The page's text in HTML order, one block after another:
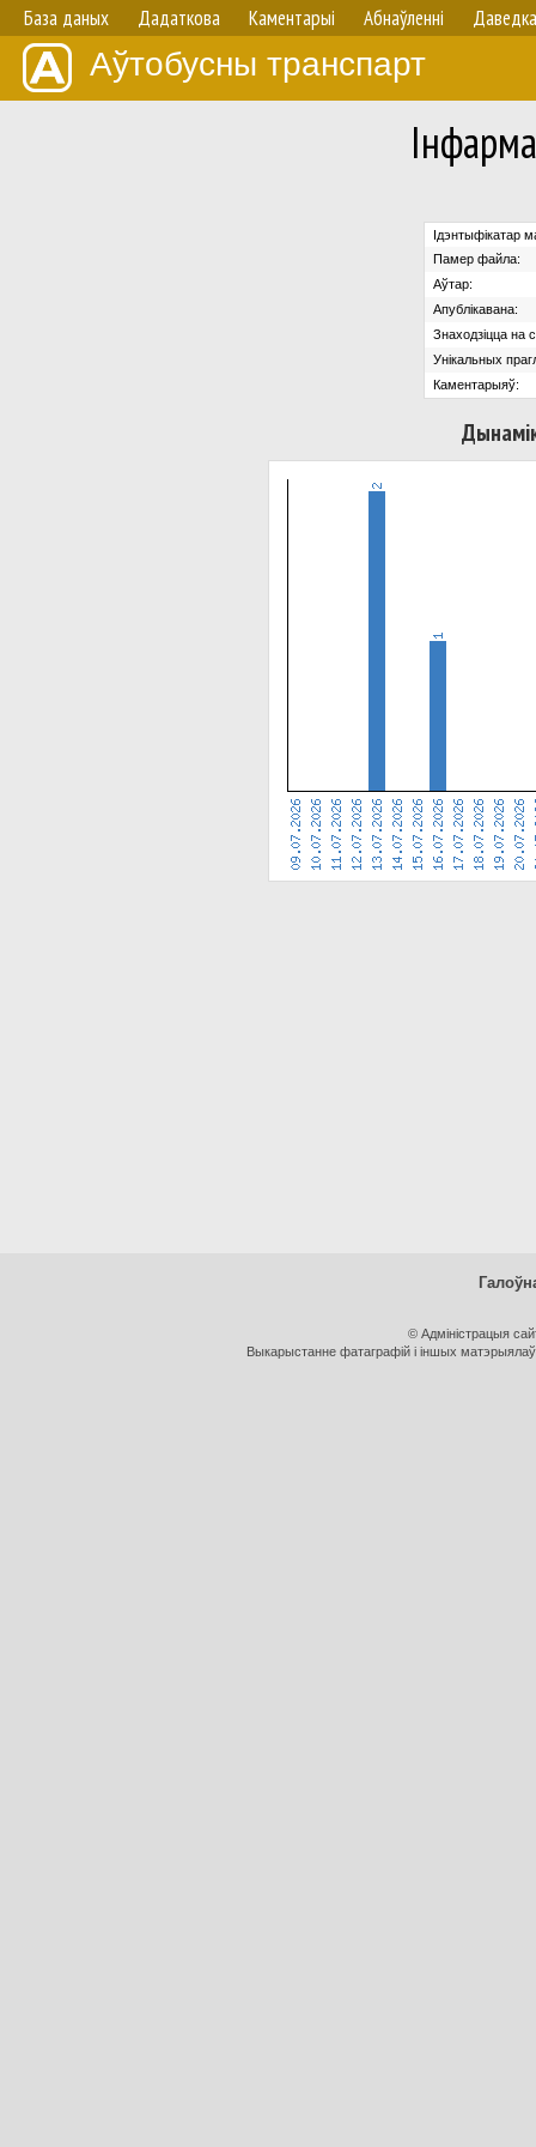
База даных Дадаткова Каментарыі Абнаўленнi Даведка
Аўтобусны транспарт
Ідэнтыфікатар
Памер файла:
Аўтар:
Апублікавана:
Знаходзіцца на
Унікальных
Каментарыяў:
© Адміністрацыя
Выкарыстанне фатаграфій і іншых